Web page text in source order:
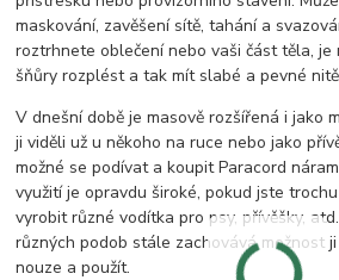
maskování, zavěšení sítě, tahání a
roztrhnete oblečení nebo vaši část těla, je
šňůry rozplést a tak mít slabé a pevné
V dnešní době je masově rozšířená i jako
ji viděli už u někoho na ruce nebo jako
možné se podívat a koupit Paracord
využití je opravdu široké, pokud jste
vyrobit různé vodítka pro psy, přívěšky,
různých podob stále zachovává možnost
nouze a použít.